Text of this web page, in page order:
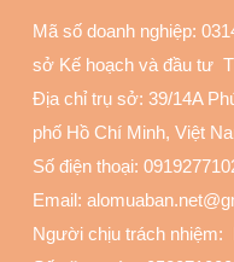
Mã số doanh nghiệp:
sở Kế hoạch và đầu tư
Địa chỉ trụ sở: 39/14A
phố Hồ Chí Minh, Việt
Số điện thoại:
Email:
Người chịu trách nhiệm: